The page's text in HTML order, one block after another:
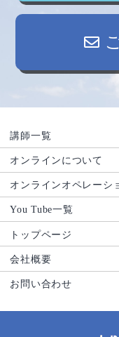
講師一覧
オンラインについて
オンラインオペレーシ
You Tube一覧
トップページ
会社概要
お問い合わせ